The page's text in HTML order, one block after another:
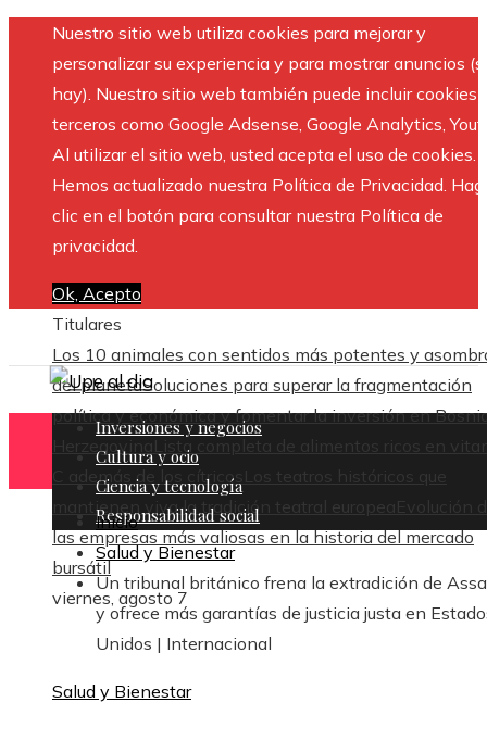
Nuestro sitio web utiliza cookies para mejorar y
personalizar su experiencia y para mostrar anuncios
hay). Nuestro sitio web también puede incluir cookies
terceros como Google Adsense, Google Analytics,
Al utilizar el sitio web, usted acepta el uso de cookies.
Hemos actualizado nuestra Política de Privacidad.
clic en el botón para consultar nuestra Política de
privacidad.
Ok, Acepto
Titulares
Los 10 animales con sentidos más potentes y
del planetaSoluciones para superar la fragmentación
política y económica y fomentar la inversión en
Herzegovina
Lista completa de alimentos ricos en
C además de los cítricos
Los teatros históricos que
mantienen viva la tradición teatral europea
Evolución
las empresas más valiosas en la historia del mercado
bursátil
viernes, agosto 7
Inversiones y negocios
Cultura y ocio
Ciencia y tecnología
Responsabilidad social
Inicio
Salud y Bienestar
Un tribunal británico frena la extradición de
y ofrece más garantías de justicia justa en
Unidos | Internacional
Salud y Bienestar